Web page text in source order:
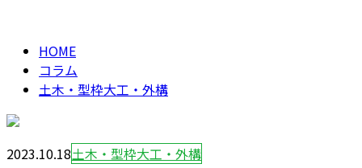
HOME
コラム
土木・型枠大工・外構
2023.10.18土木・型枠大工・外構